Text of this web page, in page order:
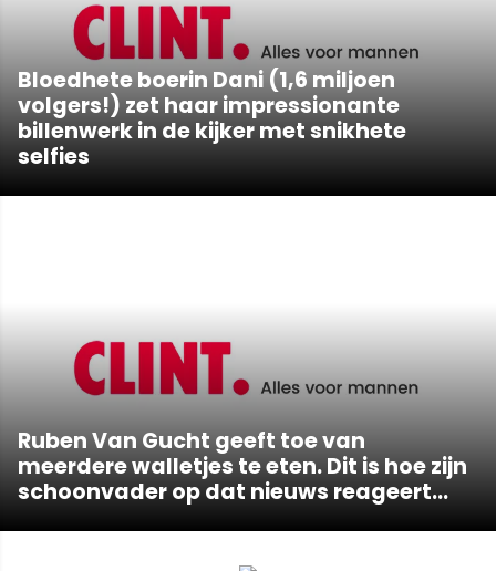
Bloedhete boerin Dani (1,6 miljoen
volgers!) zet haar impressionante
billenwerk in de kijker met snikhete
selfies
Ruben Van Gucht geeft toe van
meerdere walletjes te eten. Dit is hoe zijn
schoonvader op dat nieuws reageert...